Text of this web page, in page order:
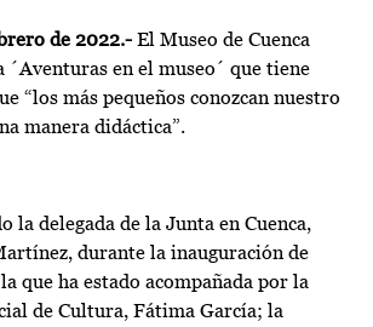
de 2022.- El Museo de Cuenca
´Aventuras en el museo´ que tiene
“los más pequeños conozcan nuestro
manera didáctica”.
la delegada de la Junta en Cuenca,
durante la inauguración de
que ha estado acompañada por la
de Cultura, Fátima García; la